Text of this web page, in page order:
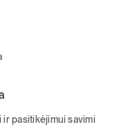
ir pasitikėjimui savimi